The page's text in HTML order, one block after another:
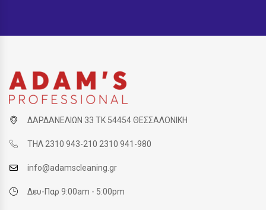
ΔΑΡΔΑΝΕΛΙΩΝ 33 ΤΚ 54454 ΘΕΣΣΑΛΟΝΙΚΗ
ΤΗΛ 2310 943-210 2310 941-980
info@adamscleaning.gr
Δευ-Παρ 9:00am - 5:00pm